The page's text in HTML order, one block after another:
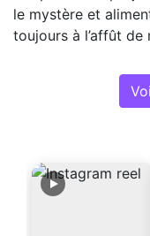
le mystère et
toujours à l’affût de